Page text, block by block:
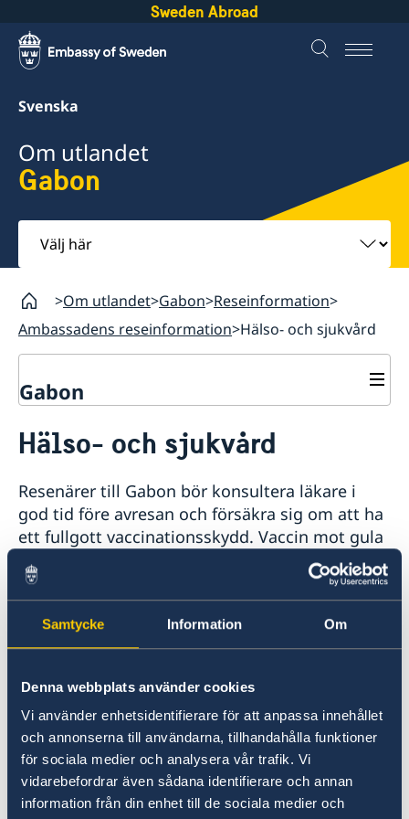
Samtycke Information Om
Denna webbplats använder cookies
Vi använder enhetsidentifierare för att anpassa innehållet
och annonserna till användarna, tillhandahålla funktioner
för sociala medier och analysera vår trafik. Vi
vidarebefordrar även sådana identifierare och annan
information från din enhet till de sociala medier och
Sweden Abroad
Svenska
Om utlandet
Gabon
Välj
här
Om utlandet Gabon Reseinformation
Ambassadens reseinformation Hälso- och sjukvård
Gabon
Hjälp till svenskar i Gabon
Hjälp kring medborgarskap
Akut hjälp
Schengenviseringar och uppehållstillstånd för besök
till Sverige
Ambassadens reseinformation
Aktuella händelser
Allmänna säkerhetsläget
Terrorism
Naturförhållanden och katastrofer
In- och utresebestämmelser
Hälso- och sjukvård
Lokala lagar och sedvänjor
Försäkringsskydd
Hälso- och sjukvård
Resenärer till Gabon bör konsultera läkare i
god tid före avresan och försäkra sig om att ha
ett fullgott vaccinationsskydd. Vaccin mot gula
febern är obligatoriskt för inresa i landet.
Malaria är vanligt förekommande i landet. Även
chikungunya och dengue förekommer.
Sjukvården håller generellt låg standard,
särskilt utanför Libreville och Port-Gentil. I
nödvändig. Kontrollera före avresan att detta
täcks av reseförsäkringen.
Senast uppdaterad 05 mars 2026, 14.14